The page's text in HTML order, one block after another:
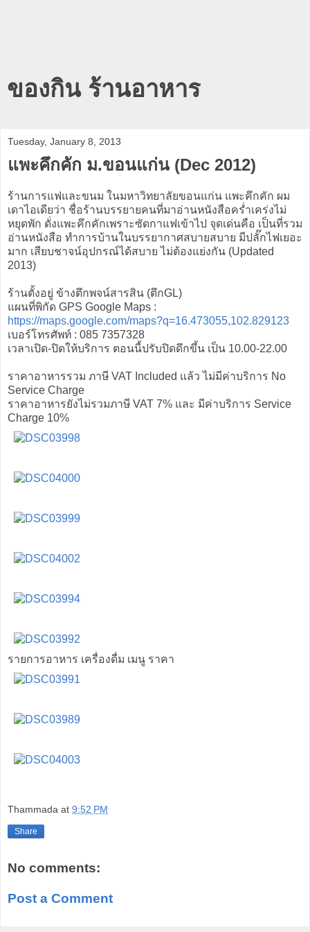
ของกิน ร้านอาหาร
Tuesday, January 8, 2013
แพะคึกคัก ม.ขอนแก่น (Dec 2012)
ร้านการแฟและขนม ในมหาวิทยาลัยขอนแก่น แพะคึกคัก ผม
เดาไอเดียว่า ชื่อร้านบรรยายคนที่มาอ่านหนังสือคร่ำเคร่งไม่
หยุดพัก ดั่งแพะคึกคักเพราะซัดกาแฟเข้าไป จุดเด่นคือ เป็นที่รวม
อ่านหนังสือ ทำการบ้านในบรรยากาศสบายสบาย มีปลั๊กไฟเยอะ
มาก เสียบชาจน์อุปกรณ์ได้สบาย ไม่ต้องแย่งกัน (Updated
2013)
ร้านตั้งอยู่ ข้างตึกพจน์สารสิน (ตึกGL)
แผนที่พิกัด GPS Google Maps :
https://maps.google.com/maps?q=16.473055,102.829123
เบอร์โทรศัพท์ : 085 7357328
เวลาเปิด-ปิดให้บริการ ตอนนี้ปรับปิดดึกขึ้น เป็น 10.00-22.00
ราคาอาหารรวม ภาษี VAT Included แล้ว ไม่มีค่าบริการ No
Service Charge
ราคาอาหารยังไม่รวมภาษี VAT 7% และ มีค่าบริการ Service
Charge 10%
รายการอาหาร เครื่องดื่ม เมนู ราคา
Thammada at 9:52 PM
Share
No comments:
Post a Comment